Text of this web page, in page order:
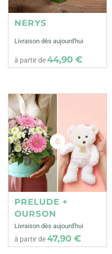
NERYS
Livraison dès aujourd'hui
à partir de44,90 €
PRELUDE +
OURSON
Livraison dès aujourd'hui
à partir de47,90 €